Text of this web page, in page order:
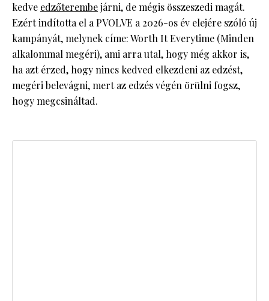
kedve edzőterembejárni, de mégis összeszedi magát.
Ezért indította el a PVOLVE a 2026-os év elejére szóló új
kampányát, melynek címe: Worth It Everytime (Minden
alkalommal megéri), ami arra utal, hogy még akkor is,
ha azt érzed, hogy nincs kedved elkezdeni az edzést,
megéri belevágni, mert az edzés végén örülni fogsz,
hogy megcsináltad.